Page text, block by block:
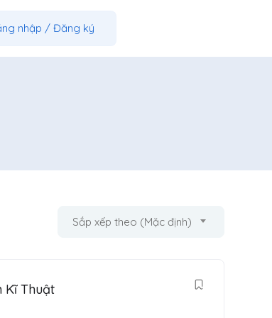
nhập / Đăng ký
Sắp xếp theo (Mặc định)
Kĩ Thuật